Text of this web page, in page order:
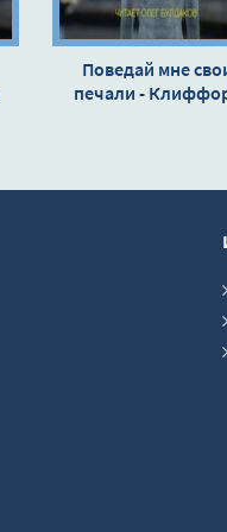
Поведай мне
печали -